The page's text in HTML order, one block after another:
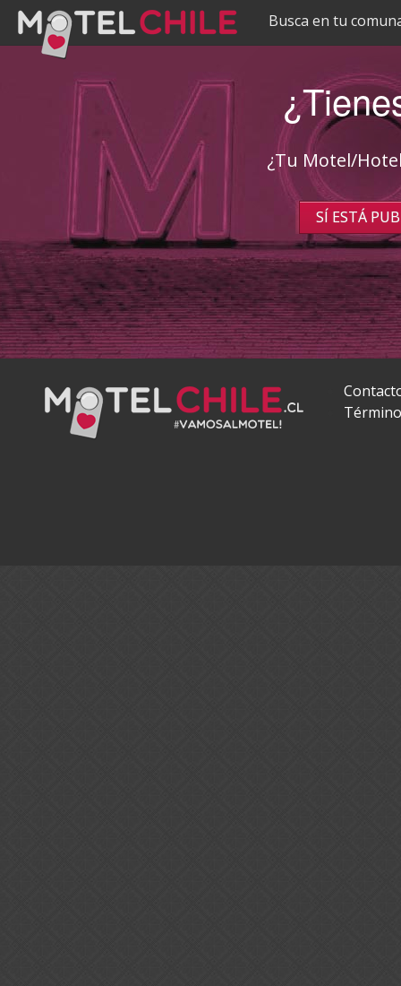
Busca en tu
Pasar al
contenido
principal
¿Tu Motel/
SÍ ESTÁ